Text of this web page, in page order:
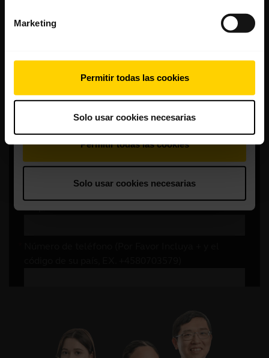
Marketing
Permitir todas las cookies
Solo usar cookies necesarias